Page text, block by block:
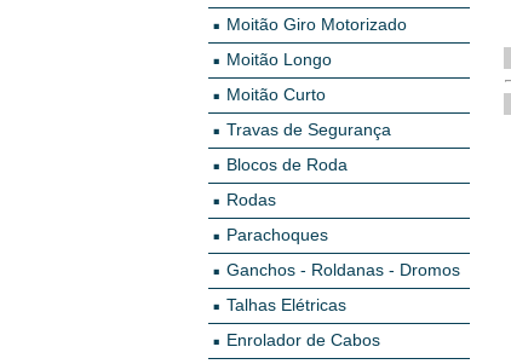
Moitão Giro Motorizado
Moitão Longo
Moitão Curto
Travas de Segurança
Blocos de Roda
Rodas
Parachoques
Ganchos - Roldanas - Dromos
Talhas Elétricas
Enrolador de Cabos